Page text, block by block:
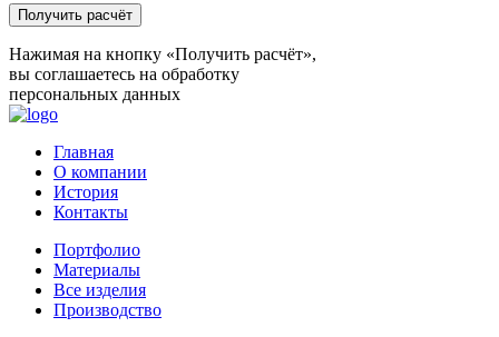
Нажимая на кнопку «Получить расчёт»,
вы соглашаетесь на обработку
персональных данных
Главная
О компании
История
Контакты
Портфолио
Материалы
Все изделия
Производство